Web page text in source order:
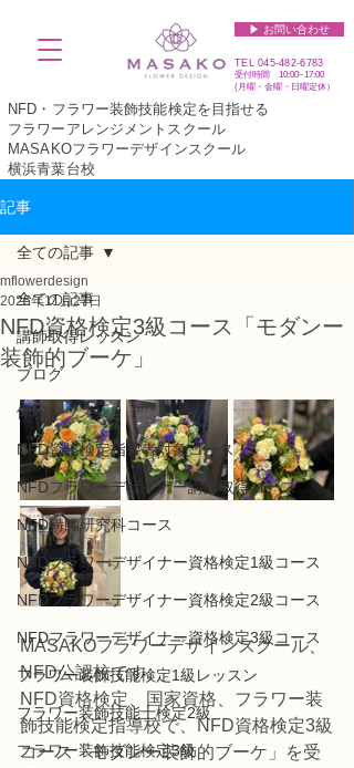
▶︎ お問い合わせ
TEL045-482-6783
受付時間 10:00~17:00​​​
(​月曜・金曜・日曜定休）
NFD・フラワー装飾技能検定を目指せる
フラワーアレンジメントスクール
MASAKOフラワーデザインスクール
横浜青葉台校
記事
全ての記事
講師取得レッスン
ブログ
体験レッスン
NFD資格検定指導者対象コース
NFDフラワーデザイナー講師取得コース
NFD講師研究科コース
NFDフラワーデザイナー資格検定1級コース
NFDフラワーデザイナー資格検定2級コース
NFDフラワーデザイナー資格検定3級コース
フラワー装飾技能検定1級レッスン
フラワー装飾技能士検定2級
フラワー装飾技能検定3級
全ての記事
NFD資格検定3級コース「モダンー
装飾的ブーケ」
mflowerdesign
2025年11月27日
MASAKOフラワーデザインスクール、
NFD公認校です。
NFD資格検定、国家資格、フラワー装
飾技能検定指導校で、NFD資格検定3級
コース「モダンー装飾的ブーケ」を受